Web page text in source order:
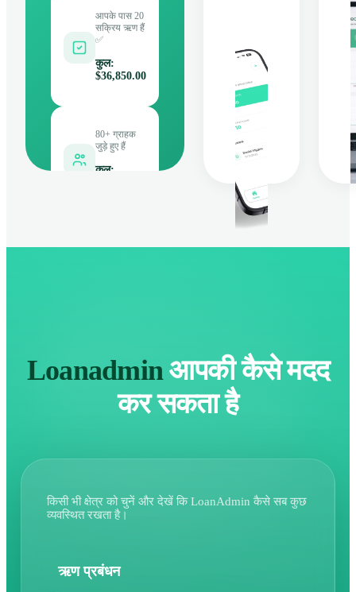
आपके पास 20
सक्रिय ऋण हैं
✅
कुल:
$36,850.00
80+ ग्राहक
जुड़े हुए हैं
कुल:
Loanadminआपकी कैसे मदद
कर सकता है
किसी भी क्षेत्र को चुनें और देखें कि LoanAdmin कैसे सब कुछ
व्यवस्थित रखता है।
ऋण प्रबंधन